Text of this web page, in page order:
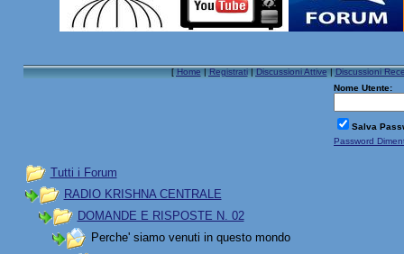
[Home|Registrati|Discussioni Attive|Discussioni
Nome Utente:
Salva
Password
Tutti i Forum
RADIO KRISHNA CENTRALE
DOMANDE E RISPOSTE N. 02
Perche' siamo venuti in questo mondo